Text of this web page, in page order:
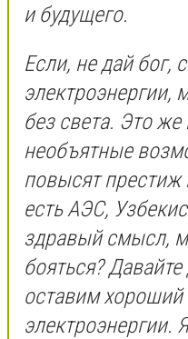
и будущего.
Если, не дай бог,
электроэнергии,
без света. Это же
необъятные
повысят
есть АЭС,
здравый смысл,
бояться?
оставим хороший
электроэнергии.